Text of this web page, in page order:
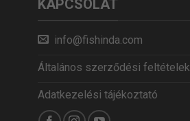
KAPCSOLAT
info@fishinda.com
Általános szerződési feltételek
Adatkezelési tájékoztató